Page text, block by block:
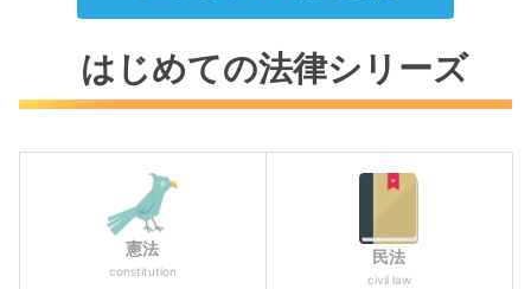
はじめての法律シリーズ
憲法
constitution
民法
civil law